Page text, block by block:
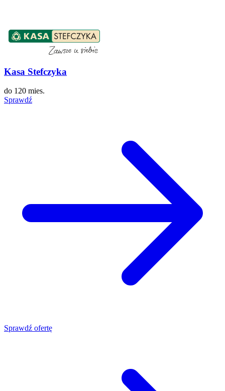
Kasa Stefczyka
do 120 mies.
Sprawdź
Sprawdź ofertę